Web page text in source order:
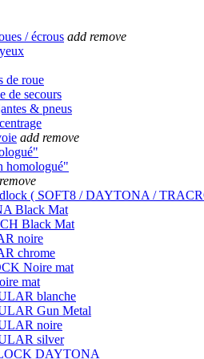
/ écrous add remove
de roue
de secours
& pneus
add remove
homologué"
remove
( SOFT8 / DAYTONA /
Black Mat
Black Mat
noire
chrome
Noire mat
mat
blanche
Gun Metal
noire
silver
DAYTONA